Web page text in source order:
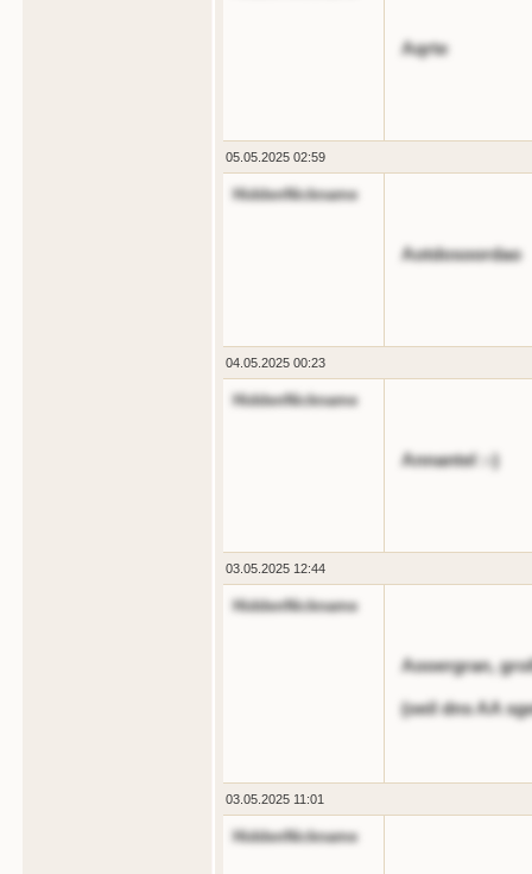
Aqrte
05.05.2025 02:59
HiddenNickname
Aotdosoordao
04.05.2025 00:23
HiddenNickname
Annantel :-)
03.05.2025 12:44
HiddenNickname
Aooergran,
(oeil dns AA
03.05.2025 11:01
HiddenNickname